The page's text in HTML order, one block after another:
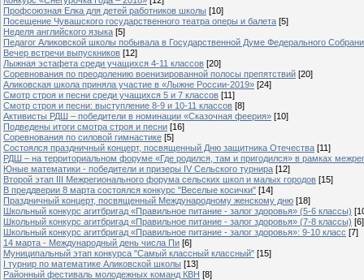
Профсоюзная Елка для детей работников школы [10]
Посещение Чувашского государственного театра оперы и балета [5]
Неделя английского языка [5]
Педагог Аликовской школы побывала в Государственной Думе Федерального
Вечер встречи выпускников [12]
Лыжная эстафета среди учащихся 4-11 классов [20]
Cоревнования по преодолению военизированной полосы препятствий [20]
Аликовская школа приняла участие в «Лыжне России-2019» [24]
Смотр строя и песни среди учащихся 5 и 7 классов [11]
Смотр строя и песни: выступление 8-9 и 10-11 классов [8]
Активисты РДШ – победители в номинации «Сказочная феерия» [10]
Подведены итоги смотра строя и песни [16]
Соревнования по силовой гимнастике [5]
Состоялся праздничный концерт, посвященный Дню защитника Отечества [11]
РДШ – на территориальном форуме «Где родился, там и пригодился» в рамках
Юные математики - победители и призеры IV Сельского турнира [12]
Второй этап III Межрегионального форума сельских школ и малых городов [15]
В преддверии 8 марта состоялся конкурс "Веселые косички" [14]
Праздничный концерт, посвященный Международному женскому дню [18]
Школьный конкурс агитбригад «Правильное питание - залог здоровья» (5-6 классы)
Школьный конкурс агитбригад «Правильное питание - залог здоровья» (7-8 классы) [6]
Школьный конкурс агитбригад «Правильное питание - залог здоровья»: 9-10 класс [7]
14 марта - Международный день числа Пи [6]
Муниципальный этап конкурса "Самый классный классный" [15]
I турнир по математике Аликовской школы [13]
Районный фестиваль молодежных команд КВН [8]